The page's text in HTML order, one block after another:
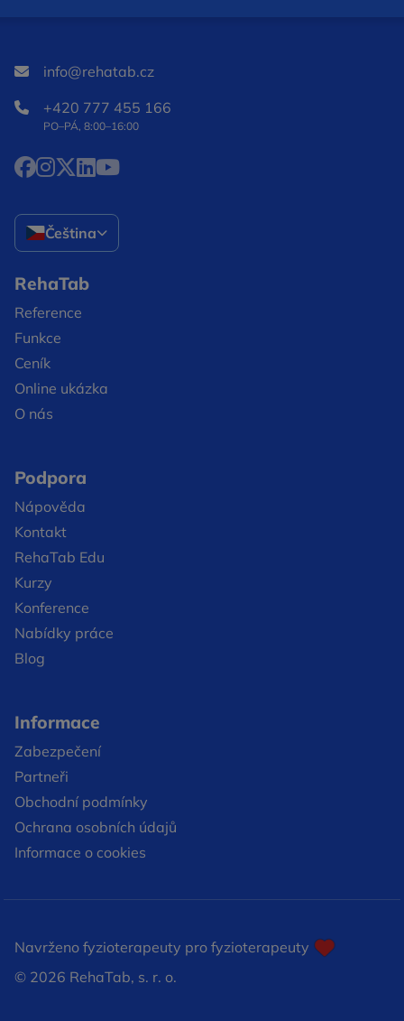
info@rehatab.cz
+420 777 455 166
PO–PÁ, 8:00–16:00
Facebook Otevře se v novém okně
Instagram Otevře se v novém okně
X Otevře se v novém okně
LinkedIn Otevře se v novém okně
YouTube Otevře se v novém okně
Čeština
RehaTab
Reference
Funkce
Ceník
Online ukázka
O nás
Podpora
Nápověda
Kontakt
RehaTab Edu
Kurzy
Konference
Nabídky práce
Blog
Informace
Zabezpečení
Partneři
Obchodní podmínky
Ochrana osobních údajů
Informace o cookies
© 2026 RehaTab, s. r. o.
Navrženo fyzioterapeuty pro fyzioterapeuty